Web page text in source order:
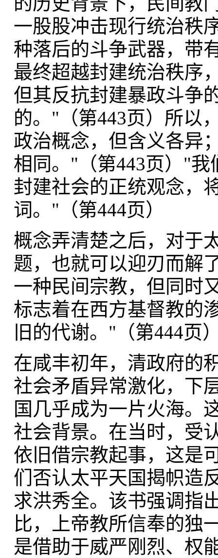
一股股冲击现行统治秩
种落后的斗争武器，带
最终超越封建统治秩序
但其反抗封建暴政斗争
的。"（第443页）所以
政治概念，但含义各异
相同。"（第443页）"
封建社会的正统观念，
词。"（第444页）
概念弄清楚之后，对于
题，也就可以迎刃而解
一种民间宗教，但同时
标志着在西方基督教的
旧的代谢。"（第444页
在咸丰初年，清政府的
社会矛盾异常激化，下
国几乎成为一片火海。
社会背景。在当时，受
依旧借宗教起事，这是
们否认太平天国揭帜造
求洪秀全。该书强调指
比，上帝教所信奉的独
是借助于威严刚烈、权